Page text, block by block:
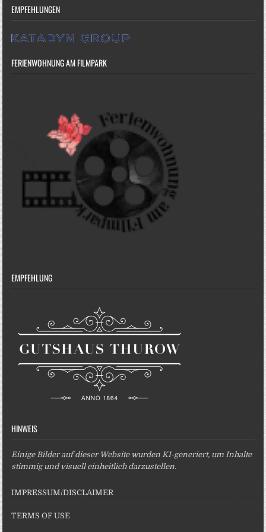
EMPFEHLUNGEN
FERIENWOHNUNG AM FILMPARK
EMPFEHLUNG
HINWEIS
Einige Bilder auf dieser Website wurden KI-generiert, um Inhalte
stimmig und visuell einheitlich darzustellen.
IMPRESSUM/DISCLAIMER
TERMS OF USE